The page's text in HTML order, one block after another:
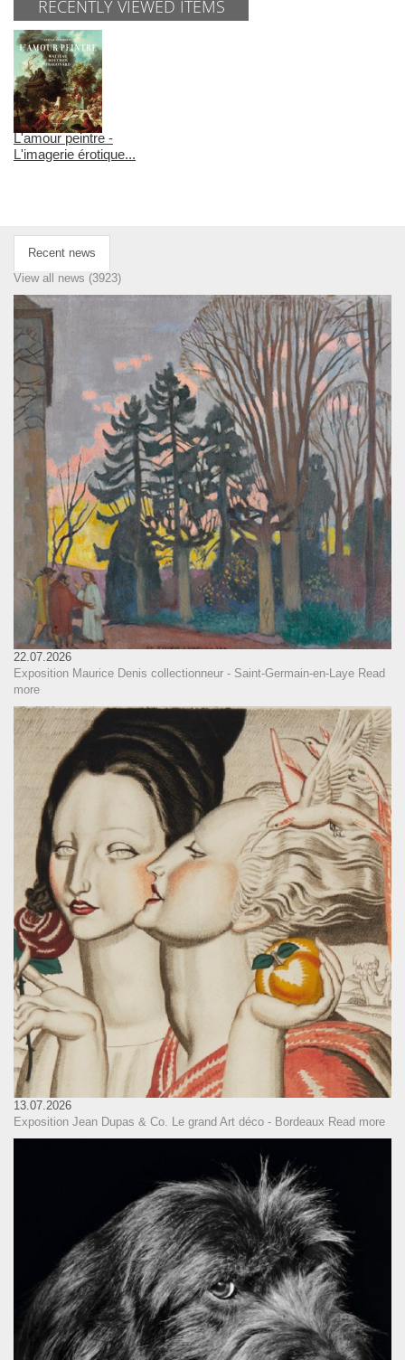
RECENTLY VIEWED ITEMS
L'amour peintre -
L'imagerie érotique...
Recent news
View all news (3923)
22.07.2026
Exposition Maurice Denis collectionneur - Saint-Germain-en-Laye Read
more
13.07.2026
Exposition Jean Dupas & Co. Le grand Art déco - Bordeaux Read more